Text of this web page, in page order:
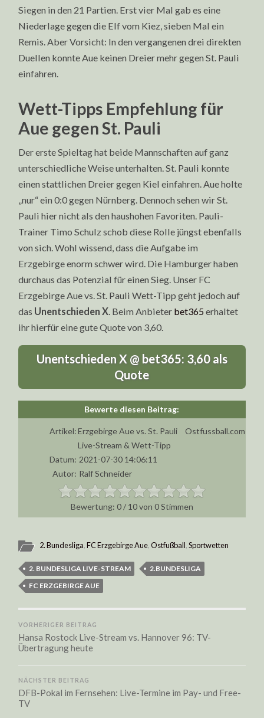
Siegen in den 21 Partien. Erst vier Mal gab es eine
Niederlage gegen die Elf vom Kiez, sieben Mal ein
Remis. Aber Vorsicht: In den vergangenen drei direkten
Duellen konnte Aue keinen Dreier mehr gegen St. Pauli
einfahren.
Wett-Tipps Empfehlung für
Aue gegen St. Pauli
Der erste Spieltag hat beide Mannschaften auf ganz
unterschiedliche Weise unterhalten. St. Pauli konnte
einen stattlichen Dreier gegen Kiel einfahren. Aue holte
„nur“ ein 0:0 gegen Nürnberg. Dennoch sehen wir St.
Pauli hier nicht als den haushohen Favoriten. Pauli-
Trainer Timo Schulz schob diese Rolle jüngst ebenfalls
von sich. Wohl wissend, dass die Aufgabe im
Erzgebirge enorm schwer wird. Die Hamburger haben
durchaus das Potenzial für einen Sieg. Unser FC
Erzgebirge Aue vs. St. Pauli Wett-Tipp geht jedoch auf
das Unentschieden X . Beim Anbieter bet365erhaltet
ihr hierfür eine gute Quote von 3,60.
Unentschieden X @ bet365: 3,60 als
Quote
Artikel:Erzgebirge Aue vs. St. Pauli
Live-Stream & Wett-Tipp
Ostfussball.com
Datum: 2021-07-30 14:06:11
Autor: Ralf Schneider
0/ 10von 0Stimmen
2. Bundesliga,FC Erzgebirge Aue,Ostfußball,Sportwetten
2. BUNDESLIGA LIVE-STREAM
2.BUNDESLIGA
FC ERZGEBIRGE AUE
VORHERIGER BEITRAG
Hansa Rostock Live-Stream vs. Hannover 96: TV-
Übertragung heute
NÄCHSTER BEITRAG
DFB-Pokal im Fernsehen: Live-Termine im Pay- und Free-
TV